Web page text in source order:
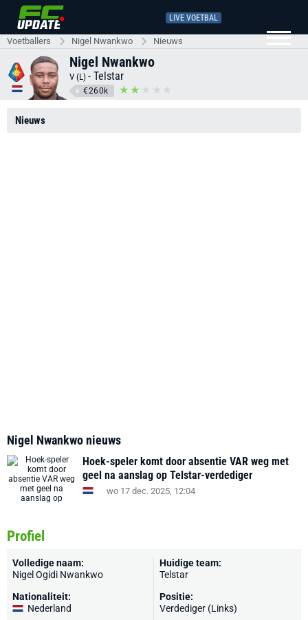
LIVE VOETBAL
Voetballers Nigel Nwankwo Nieuws
Nigel Nwankwo
V (L) - Telstar
€260k
Nieuws
Nigel Nwankwo nieuws
Hoek-speler komt door absentie VAR weg met
geel na aanslag op Telstar-verdediger
wo 17 dec. 2025, 12:04
Profiel
Volledige naam:
Nigel Ogidi Nwankwo
Nationaliteit:
Nederland
Huidige team:
Telstar
Positie:
Verdediger (Links)